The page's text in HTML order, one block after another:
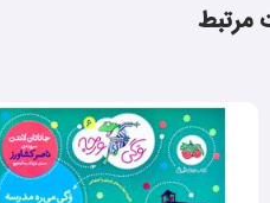
مرتبط